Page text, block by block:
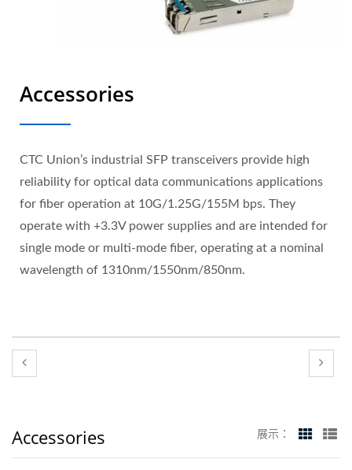
Accessories
CTC Union’s industrial SFP transceivers provide high
reliability for optical data communications applications
for fiber operation at 10G/1.25G/155M bps. They
operate with +3.3V power supplies and are intended for
single mode or multi-mode fiber, operating at a nominal
wavelength of 1310nm/1550nm/850nm.
Accessories 展示：